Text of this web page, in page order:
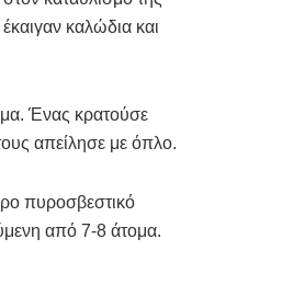
καλώδια και
Ένας κρατούσε
απείλησε με όπλο.
πυροσβεστικό
από 7-8 άτομα.